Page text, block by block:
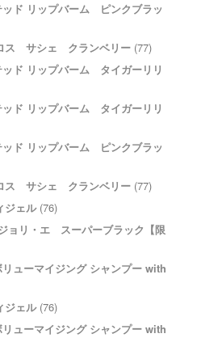
ド リップバーム ピンクブラッ
ス サシェ クランベリー (77)
ド リップバーム タイガーリリ
ド リップバーム タイガーリリ
ド リップバーム ピンクブラッ
ス サシェ クランベリー (77)
ジェル(76)
ョリ・エ スーパーブラック【限
ューマイジング シャンプー with
ジェル(76)
ューマイジング シャンプー with